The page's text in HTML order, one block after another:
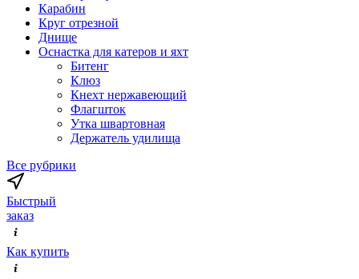
Карабин
Круг отрезной
Днище
Оснастка для катеров и яхт
Битенг
Клюз
Кнехт нержавеющий
Флагшток
Утка швартовная
Держатель удилища
Все рубрики
Быстрый
заказ
Как купить